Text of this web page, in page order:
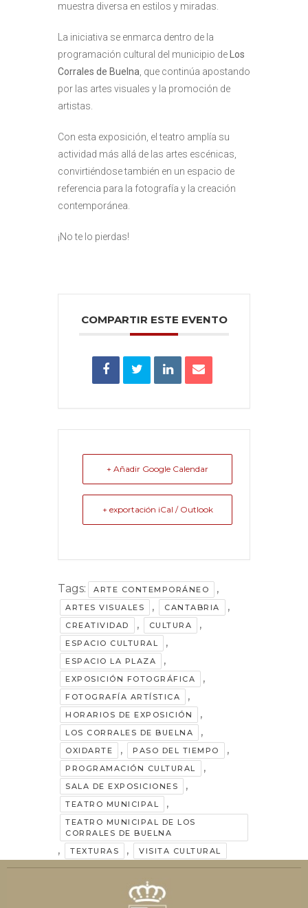
muestra diversa en estilos y miradas.
La iniciativa se enmarca dentro de la
programación cultural del municipio de
Los
Corrales de Buelna , que continúa apostando
por las artes visuales y la promoción de
artistas.
Con esta exposición, el teatro amplía su
actividad más allá de las artes escénicas,
convirtiéndose también en un espacio de
referencia para la fotografía y la creación
contemporánea.
¡No te lo pierdas!
COMPARTIR ESTE EVENTO
+ Añadir Google Calendar
+ exportación iCal / Outlook
Tags: ARTE CONTEMPORÁNEO ,
ARTES VISUALES , CANTABRIA ,
CREATIVIDAD , CULTURA ,
ESPACIO CULTURAL ,
ESPACIO LA PLAZA ,
EXPOSICIÓN FOTOGRÁFICA ,
FOTOGRAFÍA ARTÍSTICA ,
HORARIOS DE EXPOSICIÓN ,
LOS CORRALES DE BUELNA ,
OXIDARTE , PASO DEL TIEMPO ,
PROGRAMACIÓN CULTURAL ,
SALA DE EXPOSICIONES ,
TEATRO MUNICIPAL ,
TEATRO MUNICIPAL DE LOS
CORRALES DE BUELNA
, TEXTURAS , VISITA CULTURAL